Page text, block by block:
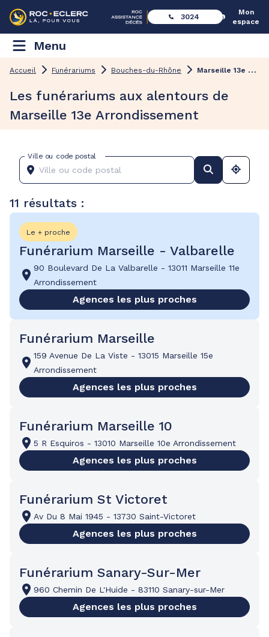
3024
Mon
espace
Menu
Accueil Funérariums Bouches-du-Rhône M
arseille 13e Arrondissement
Les funérariums aux alentours de
Marseille 13e Arrondissement
Ville ou code postal
11 résultats :
Le + proche
Funérarium Marseille - Valbarelle
90 Boulevard De La Valbarelle - 13011 Marseille 11e
Arrondissement
Agences les plus proches
Funérarium Marseille
159 Avenue De La Viste - 13015 Marseille 15e
Arrondissement
Agences les plus proches
Funérarium Marseille 10
5 R Esquiros - 13010 Marseille 10e Arrondissement
Agences les plus proches
Funérarium St Victoret
Av Du 8 Mai 1945 - 13730 Saint-Victoret
Agences les plus proches
Funérarium Sanary-Sur-Mer
960 Chemin De L'Huide - 83110 Sanary-sur-Mer
Agences les plus proches